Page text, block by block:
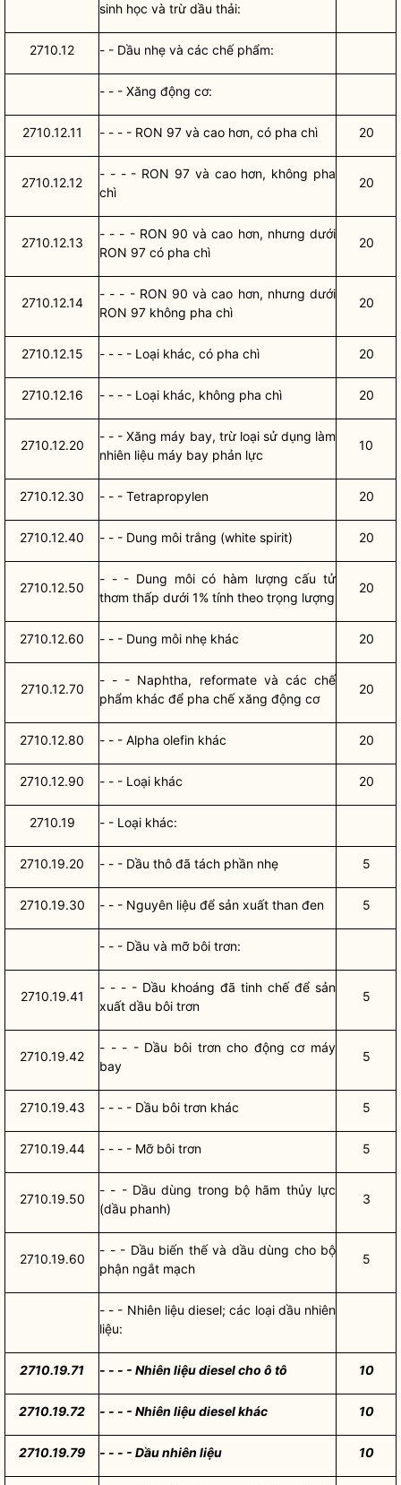
sinh học và trừ dầu thải:
2710.12 - - Dầu nhẹ và các chế phẩm:
- - - Xăng động cơ:
2710.12.11 - - - - RON 97 và cao hơn, có pha chì 20
2710.12.12
- - - - RON 97 và cao hơn, không pha
chì
20
2710.12.13
- - - - RON 90 và cao hơn, nhưng dưới
RON 97 có pha chì
20
2710.12.14
- - - - RON 90 và cao hơn, nhưng dưới
RON 97 không pha chì
20
2710.12.15 - - - - Loại khác, có pha chì 20
2710.12.16 - - - - Loại khác, không pha chì 20
2710.12.20
- - - Xăng máy bay, trừ loại sử dụng làm
nhiên liệu máy bay phản lực
10
2710.12.30 - - - Tetrapropylen 20
2710.12.40 - - - Dung môi trắng (white spirit) 20
2710.12.50
- - - Dung môi có hàm lượng cấu tử
thơm thấp dưới 1% tính theo trọng lượng
20
2710.12.60 - - - Dung môi nhẹ khác 20
2710.12.70
- - - Naphtha, reformate và các chế
phẩm khác để pha chế xăng động cơ
20
2710.12.80 - - - Alpha olefin khác 20
2710.12.90 - - - Loại khác 20
2710.19 - - Loại khác:
2710.19.20 - - - Dầu thô đã tách phần nhẹ 5
2710.19.30 - - - Nguyên liệu để sản xuất than đen 5
- - - Dầu và mỡ bôi trơn:
2710.19.41
- - - - Dầu khoáng đã tinh chế để sản
xuất dầu bôi trơn
5
2710.19.42
- - - - Dầu bôi trơn cho động cơ máy
bay
5
2710.19.43 - - - - Dầu bôi trơn khác 5
2710.19.44 - - - - Mỡ bôi trơn 5
2710.19.50
- - - Dầu dùng trong bộ hãm thủy lực
(dầu phanh)
3
2710.19.60
- - - Dầu biến thế và dầu dùng cho bộ
phận ngắt mạch
5
- - - Nhiên liệu diesel; các loại dầu nhiên
liệu:
2710.19.71 - - - - Nhiên liệu diesel cho ô tô 10
2710.19.72 - - - - Nhiên liệu diesel khác 10
2710.19.79 - - - - Dầu nhiên liệu 10